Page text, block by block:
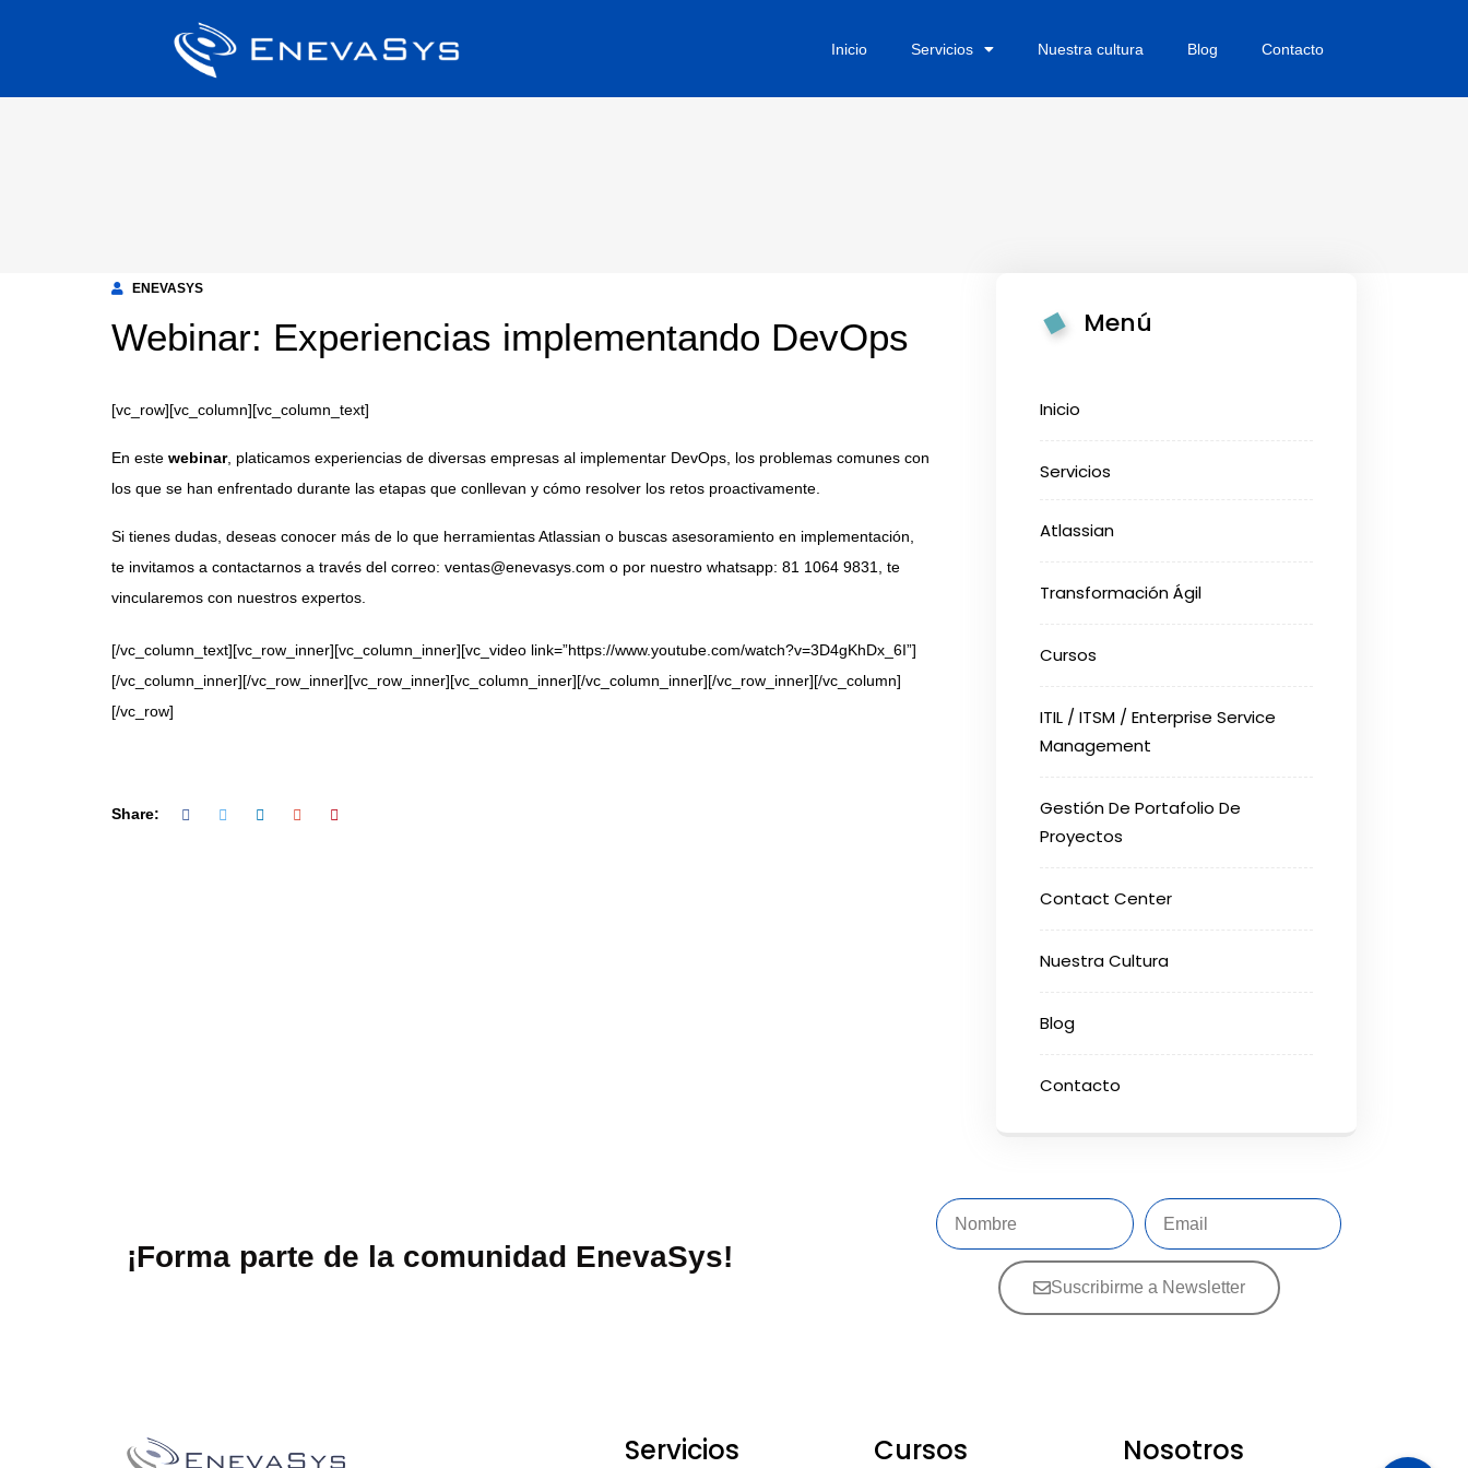
Inicio Servicios Nuestra cultura Blog Contacto
ENEVASYS
Webinar: Experiencias implementando DevOps
[vc_row][vc_column][vc_column_text]
En este webinar, platicamos experiencias de diversas empresas al implementar DevOps, los problemas comunes con
los que se han enfrentado durante las etapas que conllevan y cómo resolver los retos proactivamente.
Si tienes dudas, deseas conocer más de lo que herramientasAtlassian o buscas asesoramiento en implementación,
te invitamos a contactarnos a través del correo: ventas@enevasys.com o por nuestro whatsapp: 81 1064 9831
, te
vincularemos con nuestros expertos.
[/vc_column_text][vc_row_inner][vc_column_inner][vc_video link=”https://www.youtube.com/watch?v=3D4gKhDx_6I”]
[/vc_column_inner][/vc_row_inner][vc_row_inner][vc_column_inner][/vc_column_inner][/vc_row_inner][/vc_column]
[/vc_row]
Share:
Menú
Inicio
Servicios
Atlassian
Transformación Ágil
Cursos
ITIL / ITSM / Enterprise Service
Management
Gestión De Portafolio De
Proyectos
Contact Center
Nuestra Cultura
Blog
Contacto
¡Forma parte de la comunidad EnevaSys!
Suscribirme a Newsletter
Servicios Cursos Nosotros